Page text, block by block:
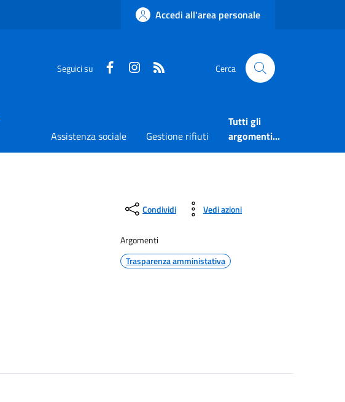
Accedi all'area personale
Seguici su FaceboookInstagram Cerca
Assistenza sociale Gestione rifiuti
Tutti gli
argomenti...
Condividi Vedi azioni
Argomenti
Trasparenza amministativa